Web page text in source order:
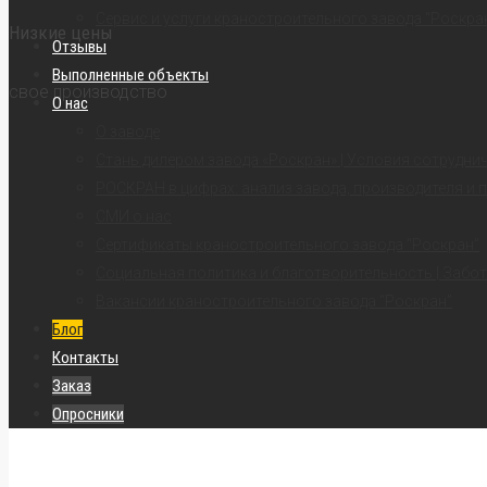
Низкие цены
свое производство
Отзывы
Выполненные объекты
О нас
Блог
Контакты
Заказ
Опросники